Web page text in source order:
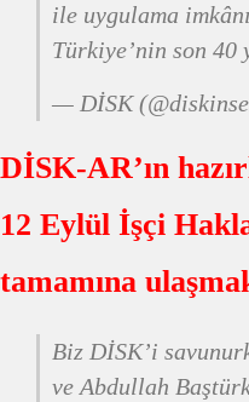
ile uygulama
Türkiye’nin son 40
— DİSK
DİSK-AR’ın
12 Eylül İşçi
tamamına
Biz DİSK’i
ve Abdullah